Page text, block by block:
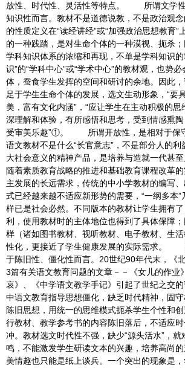
放性、时代性、灵活性等特点。 所谓文学性
知识性而言。教材不是道德说教，不是政治观
的性质定义在“读经讲经”或“加强政治思想教育”
的一种践踏，是对生命个体的一种漠视、扼杀
学科知识体系的浓缩和再现，不单是学科知识
识”的“学科中心”或“学术中心”的教材观，也势
体，蚕食学生发挥的空间和研讨的余地。因此
足于学生生命个体的发展，选文生动形象，“要
美，富有文化内涵”，“应让学生在主动积极的
深理解和体验，有所感悟和思考，受到情感熏
受审美乐趣”①。 所谓开放性，是相对于保守
语文教材不是什么“长官意志”，不是部分人的
大社会意义的精神产品，是培养与造就一代甚至
随着素质教育战略的推进和基础教育课程改革
主发展的长远需求，传统的中小学教材的编写
式已经越来越不适应新形势的需要，“一纲多本
样已是社会必然。不同版本的教材让学生拥有
利，使用教材时的主体地位也得到了具体保障
样（诸如图书教材、视听教材、电子教材、生
性化，更接近了学生健康发展的实际需求。
于陈旧性、僵化性而言。20世纪90年代末，《
3篇有关语文教育问题的文章－－《女儿的作业
哀》、《中学语文教学手记》引起了世纪之交
中语文教育指导思想僵化，缺乏时代精神，固
陈旧思想，用统一的思维模式扼杀学生个性和
行教材、教学参考书的内容陈旧落后，不适应
冲。教材选文时代性不强，缺少“源头活水”，
鸣，不能激发学生研读文本的兴趣，培养高尚
美情趣也只能是纸上谈兵。一个突出的现象是